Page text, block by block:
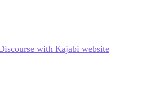
with Kajabi website